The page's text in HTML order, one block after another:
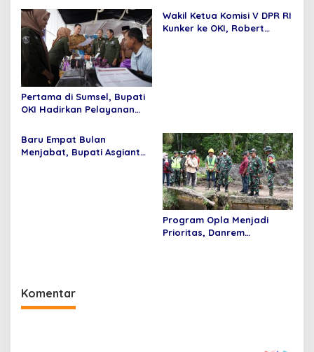
pasar murah,Bupati
Asgianto, S.T berikan
Apresiasi
Pertama di Sumsel, Bupati
OKI Hadirkan Pelayanan
Wakil Ketua Komisi V DPR RI
Kunker ke OKI, Robert
Baru Empat Bulan
Menjabat, Bupati Asgianto
Program Opla Menjadi
Prioritas, Danrem
Komentar